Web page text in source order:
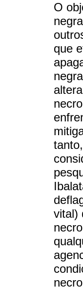
O
que
vital)